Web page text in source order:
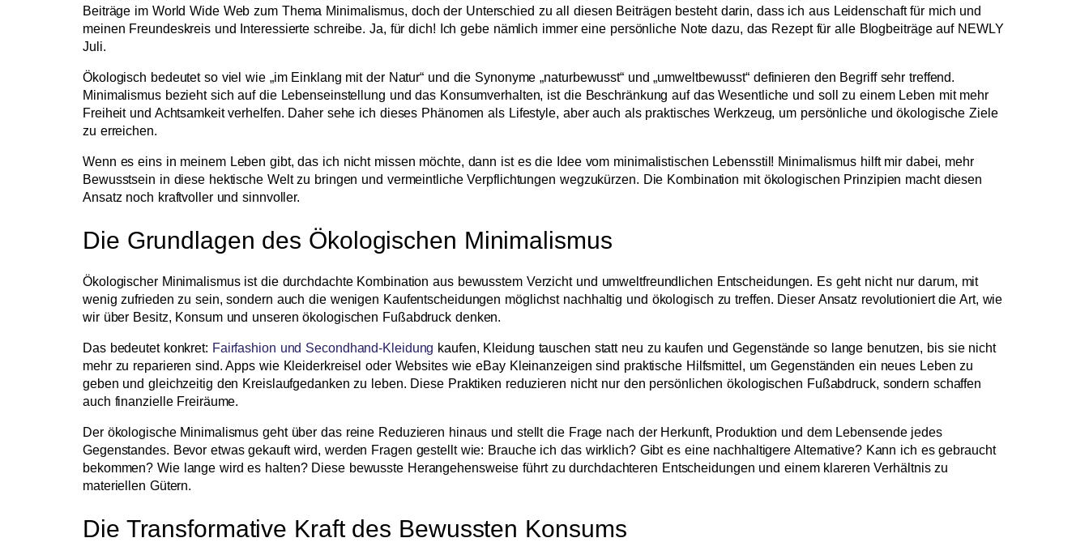
Beiträge im World Wide Web zum Thema Minimalismus, doch der Unterschied zu all diesen Beiträgen besteht darin, dass ich aus Leidenschaft für mich und
meinen Freundeskreis und Interessierte schreibe. Ja, für dich! Ich gebe nämlich immer eine persönliche Note dazu, das Rezept für alle Blogbeiträge auf NEWLY
Juli.
Ökologisch bedeutet so viel wie „im Einklang mit der Natur“ und die Synonyme „naturbewusst“ und „umweltbewusst“ definieren den Begriff sehr treffend.
Minimalismus bezieht sich auf die Lebenseinstellung und das Konsumverhalten, ist die Beschränkung auf das Wesentliche und soll zu einem Leben mit mehr
Freiheit und Achtsamkeit verhelfen. Daher sehe ich dieses Phänomen als Lifestyle, aber auch als praktisches Werkzeug, um persönliche und ökologische Ziele
zu erreichen.
Wenn es eins in meinem Leben gibt, das ich nicht missen möchte, dann ist es die Idee vom minimalistischen Lebensstil! Minimalismus hilft mir dabei, mehr
Bewusstsein in diese hektische Welt zu bringen und vermeintliche Verpflichtungen wegzukürzen. Die Kombination mit ökologischen Prinzipien macht diesen
Ansatz noch kraftvoller und sinnvoller.
Die Grundlagen des Ökologischen Minimalismus
Ökologischer Minimalismus ist die durchdachte Kombination aus bewusstem Verzicht und umweltfreundlichen Entscheidungen. Es geht nicht nur darum, mit
wenig zufrieden zu sein, sondern auch die wenigen Kaufentscheidungen möglichst nachhaltig und ökologisch zu treffen. Dieser Ansatz revolutioniert die Art, wie
wir über Besitz, Konsum und unseren ökologischen Fußabdruck denken.
Das bedeutet konkret: Fairfashion und Secondhand-Kleidung kaufen, Kleidung tauschen statt neu zu kaufen und Gegenstände so lange benutzen, bis sie nicht
mehr zu reparieren sind. Apps wie Kleiderkreisel oder Websites wie eBay Kleinanzeigen sind praktische Hilfsmittel, um Gegenständen ein neues Leben zu
geben und gleichzeitig den Kreislaufgedanken zu leben. Diese Praktiken reduzieren nicht nur den persönlichen ökologischen Fußabdruck, sondern schaffen
auch finanzielle Freiräume.
Der ökologische Minimalismus geht über das reine Reduzieren hinaus und stellt die Frage nach der Herkunft, Produktion und dem Lebensende jedes
Gegenstandes. Bevor etwas gekauft wird, werden Fragen gestellt wie: Brauche ich das wirklich? Gibt es eine nachhaltigere Alternative? Kann ich es gebraucht
bekommen? Wie lange wird es halten? Diese bewusste Herangehensweise führt zu durchdachteren Entscheidungen und einem klareren Verhältnis zu
materiellen Gütern.
Die Transformative Kraft des Bewussten Konsums